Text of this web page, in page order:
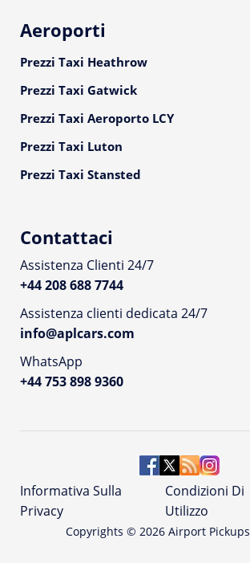
Aeroporti
Prezzi Taxi Heathrow
Prezzi Taxi Gatwick
Prezzi Taxi Aeroporto LCY
Prezzi Taxi Luton
Prezzi Taxi Stansted
Contattaci
Assistenza Clienti 24/7
+44 208 688 7744
Assistenza clienti dedicata 24/7
info@aplcars.com
WhatsApp
+44 753 898 9360
Copyrights © 2026 Airport
Informativa Sulla
Privacy
Condizioni Di
Utilizzo